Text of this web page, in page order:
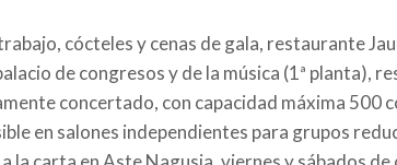
cócteles y cenas de gala, restaurante
de congresos y de la música (1ª planta),
concertado, con capacidad máxima 500
en salones independientes para grupos